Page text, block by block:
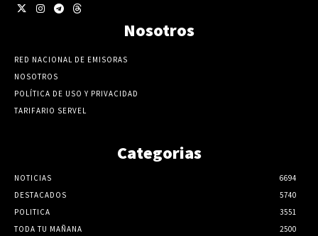
Nosotros
RED NACIONAL DE EMISORAS
NOSOTROS
POLÍTICA DE USO Y PRIVACIDAD
TARIFARIO SERVEL
Categorias
NOTICIAS
6694
DESTACADOS
5740
POLITICA
3551
TODA TU MAÑANA
2500